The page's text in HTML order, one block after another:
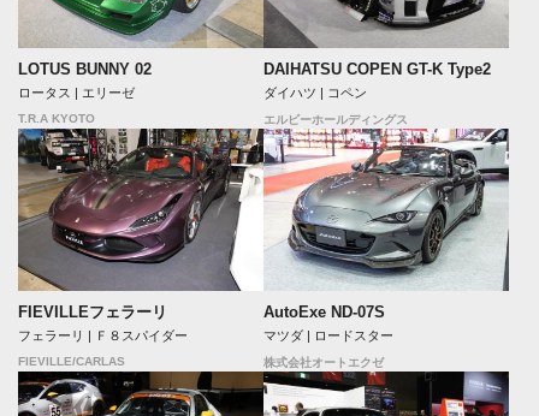
LOTUS BUNNY 02
ロータス | エリーゼ
T.R.A KYOTO
DAIHATSU COPEN GT-K Type2
ダイハツ | コペン
エルビーホールディングス
FIEVILLEフェラーリ
フェラーリ | Ｆ８スパイダー
FIEVILLE/CARLAS
AutoExe ND-07S
マツダ | ロードスター
株式会社オートエクゼ